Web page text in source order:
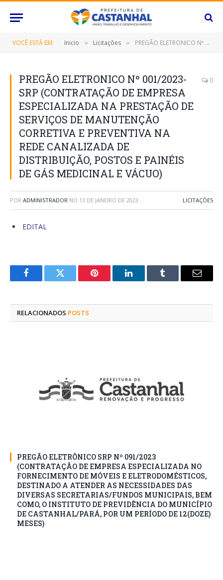
VOCÊ ESTÁ EM: Inicio » Licitações » PREGÃO ELETRONICO Nº 001/2023-SRP (CONTRATAÇÃO DE EMPRESA ESPECIALIZADA NA PRESTAÇÃO DE SERVIÇOS DE MANUTENÇÃO CORRETIVA E PREVENTIVA NA REDE CANALIZADA DE DISTRIBUIÇÃO, POSTOS E PAINÉIS DE GÁS MEDICINAL E VÁCUO)
PREGÃO ELETRONICO Nº 001/2023-
SRP (CONTRATAÇÃO DE EMPRESA
ESPECIALIZADA NA PRESTAÇÃO DE
SERVIÇOS DE MANUTENÇÃO
CORRETIVA E PREVENTIVA NA
REDE CANALIZADA DE
DISTRIBUIÇÃO, POSTOS E PAINÉIS
DE GÁS MEDICINAL E VÁCUO)
0
POR ADMINISTRADOR NO 13 DE JANEIRO DE 2023 LICITAÇÕES
EDITAL
FacebookTwitter Pinterest O
Tumblr
E-
RELACIONADOS POSTS
PREGÃO ELETRÔNICO SRP Nº 091/2023
(CONTRATAÇÃO DE EMPRESA ESPECIALIZADA NO
FORNECIMENTO DE MÓVEIS E ELETRODOMÉSTICOS,
DESTINADO A ATENDER AS NECESSIDADES DAS
DIVERSAS SECRETARIAS/FUNDOS MUNICIPAIS, BEM
COMO, O INSTITUTO DE PREVIDÊNCIA DO MUNICÍPIO
DE CASTANHAL/PARÁ, POR UM PERÍODO DE 12(DOZE)
MESES)